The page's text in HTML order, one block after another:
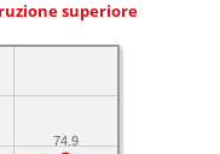
superiore
74.9